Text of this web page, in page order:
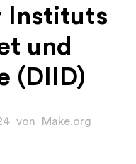
Instituts
und
(DIID)
von Make.org